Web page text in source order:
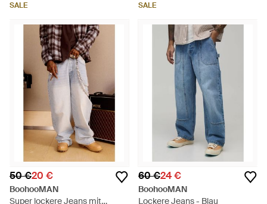
SALE SALE
50 €20 €
BoohooMAN
Super lockere Jeans mit
60 €24 €
BoohooMAN
Lockere Jeans - Blau